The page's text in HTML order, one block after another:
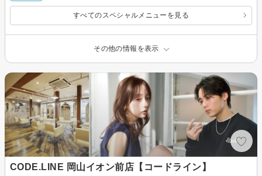
すべてのスペシャルメニューを見る
その他の情報を表示
CODE.LINE 岡山イオン前店【コードライン】